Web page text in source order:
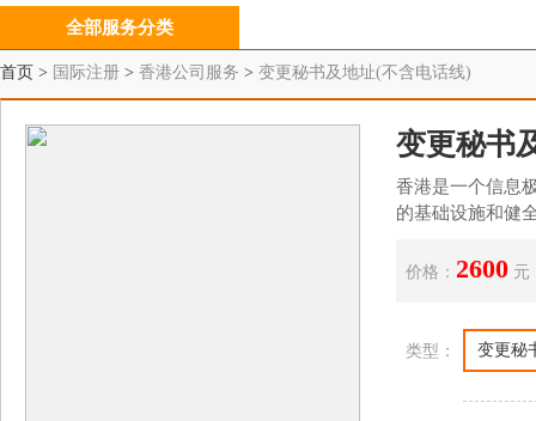
全部服务分类
首页 > 国际注册 > 香港公司服务 > 变更秘书及地址(不含电话线)
变更秘书
香港是一个信息
的基础设施和健
价格： 2600 元
类型： 变更秘